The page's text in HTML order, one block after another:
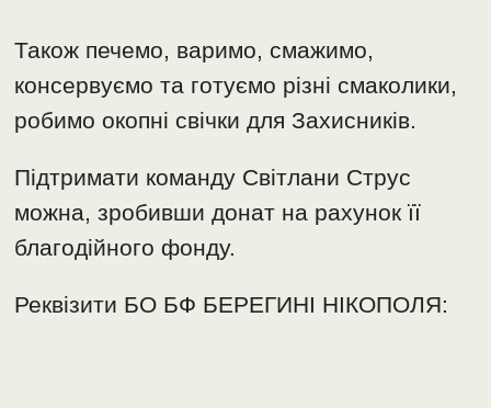
Також печемо, варимо, смажимо,
консервуємо та готуємо різні смаколики,
робимо окопні свічки для Захисників.
Підтримати команду Світлани Струс
можна, зробивши донат на рахунок її
благодійного фонду.
Реквізити БО БФ БЕРЕГИНІ НІКОПОЛЯ: